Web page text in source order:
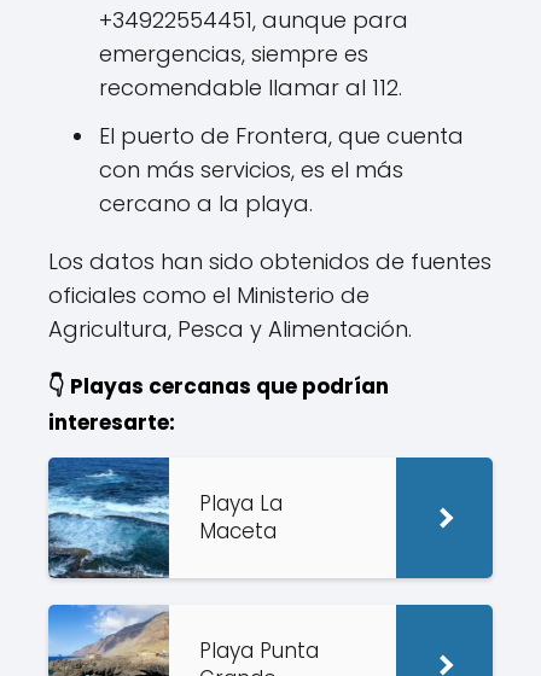
+34922554451, aunque para
emergencias, siempre es
recomendable llamar al 112.
El puerto de Frontera, que cuenta
con más servicios, es el más
cercano a la playa.
Los datos han sido obtenidos de fuentes
oficiales como el Ministerio de
Agricultura, Pesca y Alimentación.
👇 Playas cercanas que podrían
interesarte:
Playa La
Maceta
Playa Punta